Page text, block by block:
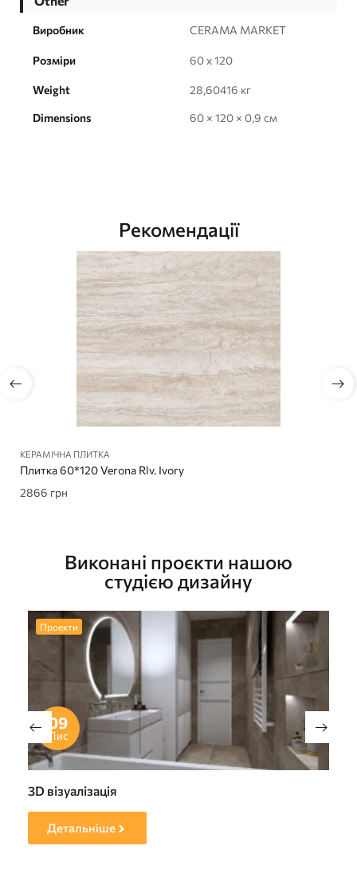
Виробник CERAMA MARKET
Розміри 60 x 120
Weight 28,60416 кг
Dimensions 60 × 120 × 0,9 см
Рекомендації
КЕРАМІЧНА ПЛИТКА
Плитка 60*120 Verona Rlv. Ivory
2866 грн
Виконані проєкти нашою
студією дизайну
09
Лис
Проекти
3D візуалізація
Детальніше